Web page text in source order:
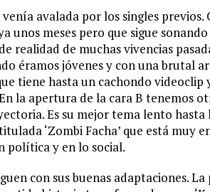
avalada por los singles
unos meses pero que sigue
realidad de muchas vivencias
éramos jóvenes y con una brutal
tiene hasta un cachondo
la apertura de la cara B tenemos
Es su mejor tema lento hasta
‘Zombi Facha’ que está muy
política y en lo social.
con sus buenas adaptaciones.